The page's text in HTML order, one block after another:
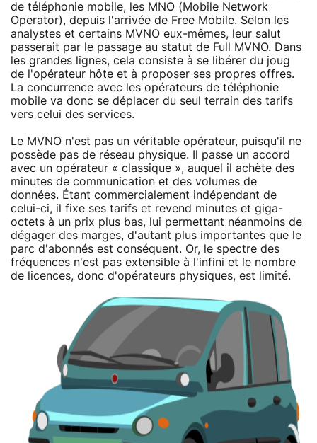
de téléphonie mobile, les MNO (Mobile Network
Operator), depuis l'arrivée de Free Mobile. Selon les
analystes et certains MVNO eux-mêmes, leur salut
passerait par le passage au statut de Full MVNO. Dans
les grandes lignes, cela consiste à se libérer du joug
de l'opérateur hôte et à proposer ses propres offres.
La concurrence avec les opérateurs de téléphonie
mobile va donc se déplacer du seul terrain des tarifs
vers celui des services.
Le MVNO n'est pas un véritable opérateur, puisqu'il ne
possède pas de réseau physique. Il passe un accord
avec un opérateur « classique », auquel il achète des
minutes de communication et des volumes de
données. Étant commercialement indépendant de
celui-ci, il fixe ses tarifs et revend minutes et giga-
octets à un prix plus bas, lui permettant néanmoins de
dégager des marges, d'autant plus importantes que le
parc d'abonnés est conséquent. Or, le spectre des
fréquences n'est pas extensible à l'infini et le nombre
de licences, donc d'opérateurs physiques, est limité.